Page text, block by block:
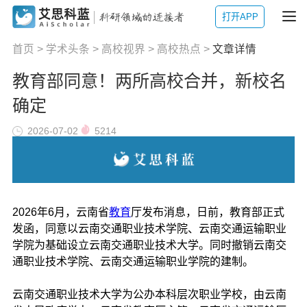
打开APP
首页 > 学术头条 > 高校视界 > 高校热点 > 文章详情
教育部同意！两所高校合并，新校名
确定
2026-07-02 5214
2026年6月，云南省教育厅发布消息，日前，教育部正式
发函，同意以云南交通职业技术学院、云南交通运输职业
学院为基础设立云南交通职业技术大学。同时撤销云南交
通职业技术学院、云南交通运输职业学院的建制。
云南交通职业技术大学为公办本科层次职业学校，由云南